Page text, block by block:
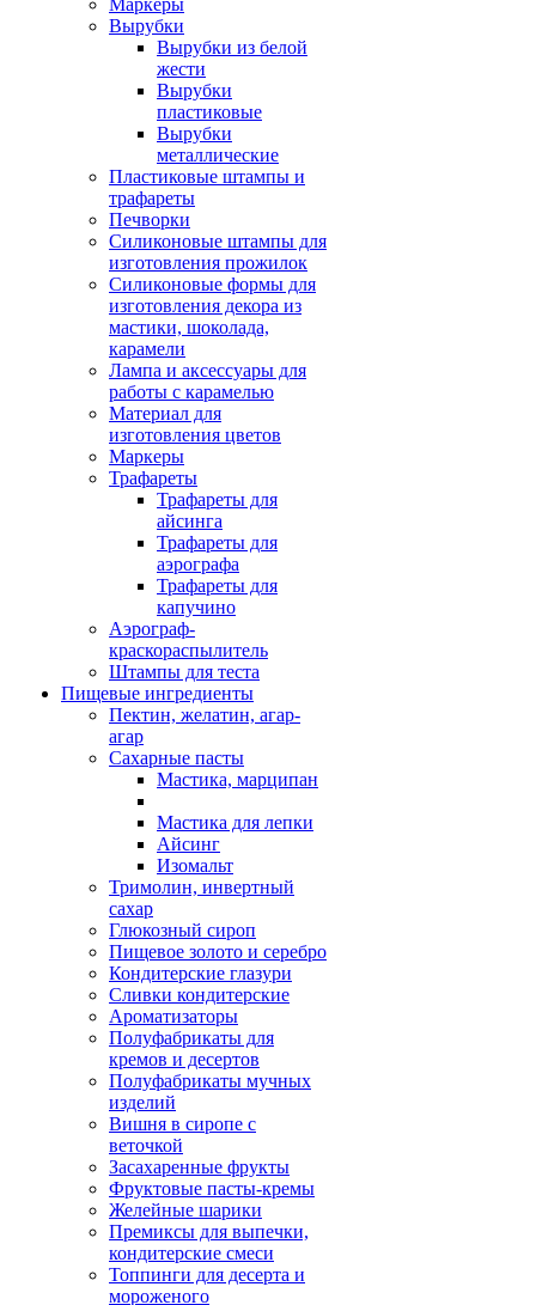
Вырубки
Вырубки из белой
жести
Вырубки
пластиковые
Вырубки
металлические
Пластиковые штампы и
трафареты
Печворки
Силиконовые штампы для
изготовления прожилок
Силиконовые формы для
изготовления декора из
мастики, шоколада,
карамели
Лампа и аксессуары для
работы с карамелью
Материал для
изготовления цветов
Маркеры
Трафареты
Трафареты для
айсинга
Трафареты для
аэрографа
Трафареты для
капучино
Аэрограф-
краскораспылитель
Штампы для теста
Пищевые ингредиенты
Пектин, желатин, агар-
агар
Сахарные пасты
Мастика, марципан
Мастика для лепки
Айсинг
Изомальт
Тримолин, инвертный
сахар
Глюкозный сироп
Пищевое золото и серебро
Кондитерские глазури
Сливки кондитерские
Ароматизаторы
Полуфабрикаты для
кремов и десертов
Полуфабрикаты мучных
изделий
Вишня в сиропе с
веточкой
Засахаренные фрукты
Фруктовые пасты-кремы
Желейные шарики
Премиксы для выпечки,
кондитерские смеси
Топпинги для десерта и
мороженого